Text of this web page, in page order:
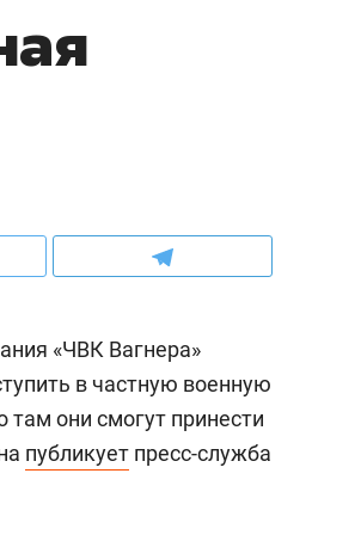
«ЧВК Вагнера»
в частную военную
они смогут принести
публикует пресс-служба
мастеров
Face
Рекомендуем
Опыт выживания в